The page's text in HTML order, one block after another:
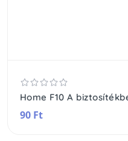
Home F10 A
90 Ft